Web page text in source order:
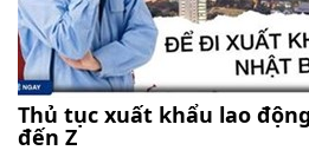
Thủ tục xuất khẩu lao
đến Z